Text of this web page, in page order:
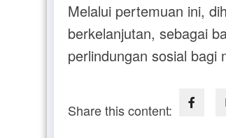
Melalui pertemuan ini,
berkelanjutan, sebagai
perlindungan sosial bagi
Share this content: